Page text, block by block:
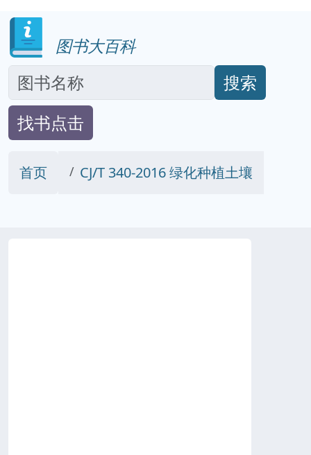
图书大百科
搜索
找书点击
首页 CJ/T 340-2016 绿化种植土壤